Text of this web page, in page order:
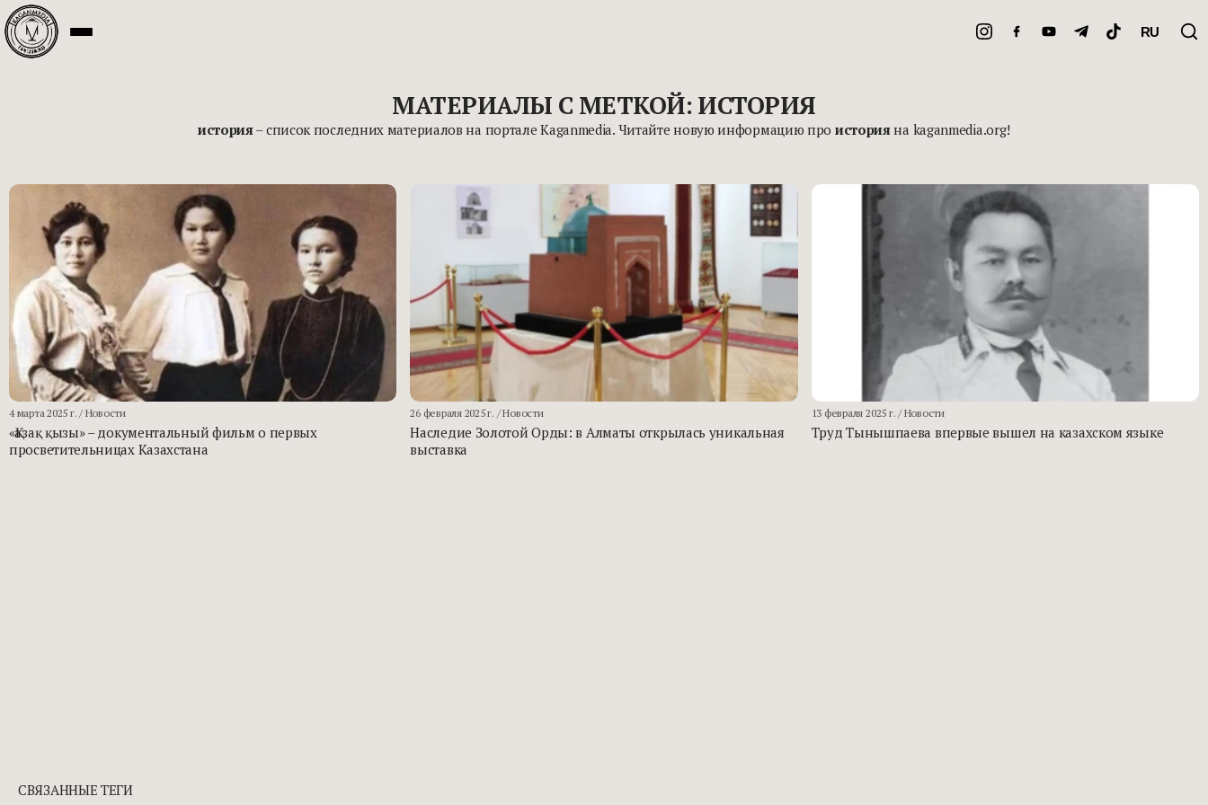
RU
МАТЕРИАЛЫ С МЕТКОЙ: ИСТОРИЯ
история– список последних материалов на портале Kaganmedia. Читайте новую информацию про историяна kaganmedia.org!
4 марта 2025 г. / Новости
«Қазақ қызы» – документальный фильм о первых
просветительницах Казахстана
26 февраля 2025 г. / Новости
Наследие Золотой Орды: в Алматы открылась уникальная
выставка
13 февраля 2025 г. / Новости
Труд Тынышпаева впервые вышел на казахском языке
СВЯЗАННЫЕ ТЕГИ